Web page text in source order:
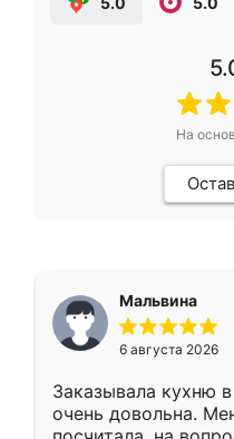
На
Мальвина
6 августа 2026
Заказывала кухню
очень довольна.